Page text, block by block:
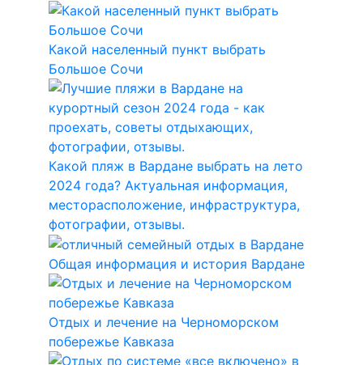
Какой населенный пункт выбрать
Большое Сочи
Какой пляж в Вардане выбрать на лето
2024 года? Актуальная информация,
месторасположение, инфраструктура,
фотографии, отзывы.
Общая информация и история Вардане
Отдых и лечение на Черноморском
побережье Кавказа